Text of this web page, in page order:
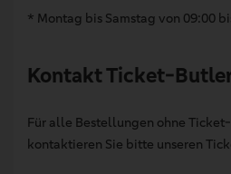
* Montag bis Samstag von 09:00
Kontakt Ticket-
Für alle Bestellungen ohne
kontaktieren Sie bitte unseren